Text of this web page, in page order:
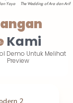
The Wedding of Ara dan Arif
Yaya
Kami
Demo Untuk Melihat
Preview